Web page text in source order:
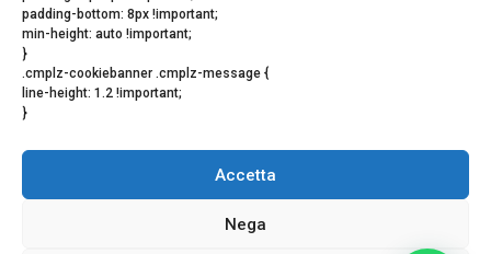
padding-bottom: 8px !important;
min-height: auto !important;
}
.cmplz-cookiebanner .cmplz-message {
line-height: 1.2 !important;
}
Accetta
Nega
Contatti
FAQ- Domande frequenti
INFORMAZIONI GENERALI